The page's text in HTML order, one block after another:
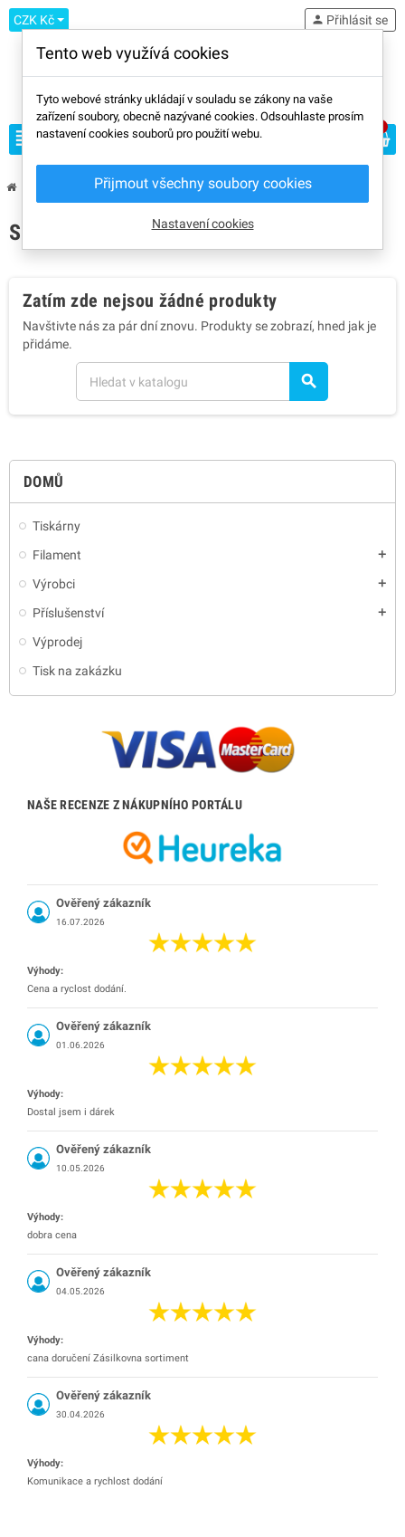
CZK Kč
view_headline
person Přihlásit se
GST3D
DOMŮ
Tiskárny
Filament
add
Výrobci add
Příslušenství add
Výprodej
Tisk na zakázku
NAŠE RECENZE Z NÁKUPNÍHO PORTÁLU
Ověřený zákazník
16.07.2026
Výhody:
Cena a ryclost dodání.
Ověřený zákazník
01.06.2026
Výhody:
Dostal jsem i dárek
Ověřený zákazník
10.05.2026
Výhody:
dobra cena
Ověřený zákazník
04.05.2026
Výhody:
cana doručení Zásilkovna sortiment
Ověřený zákazník
30.04.2026
Výhody:
Komunikace a rychlost dodání
SEZNAM PRODUKTŮ ZNAČKY GST3D
Zatím zde nejsou žádné produkty
Navštivte nás za pár dní znovu. Produkty se zobrazí, hned jak je
přidáme.
search
Tento web využívá cookies
Tyto webové stránky ukládají v souladu se zákony na vaše
zařízení soubory, obecně nazývané cookies. Odsouhlaste prosím
nastavení cookies souborů pro použití webu.
Přijmout všechny soubory cookies
Nastavení cookies